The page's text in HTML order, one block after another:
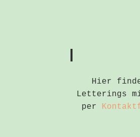
Hier
Letterings
per